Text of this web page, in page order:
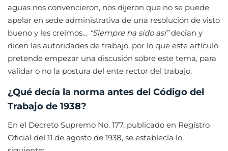
aguas nos convencieron, nos dijeron que no se puede
apelar en sede administrativa de una resolución de visto
bueno y les creímos… “Siempre ha sido así”decían y
dicen las autoridades de trabajo, por lo que este artículo
pretende empezar una discusión sobre este tema, para
validar o no la postura del ente rector del trabajo.
¿Qué decía la norma antes del Código del
Trabajo de 1938?
En el Decreto Supremo No. 177, publicado en Registro
Oficial del 11 de agosto de 1938, se establecía lo